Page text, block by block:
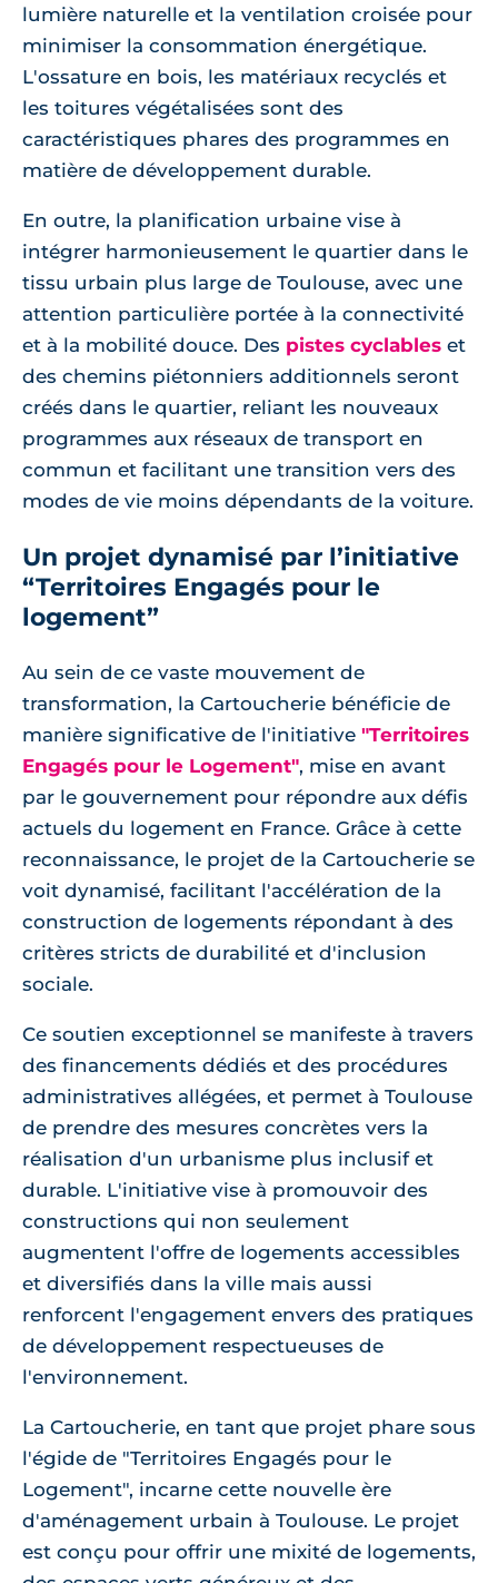
lumière naturelle et la ventilation croisée pour
minimiser la consommation énergétique.
L'ossature en bois, les matériaux recyclés et
les toitures végétalisées sont des
caractéristiques phares des programmes en
matière de développement durable.
En outre, la planification urbaine vise à
intégrer harmonieusement le quartier dans le
tissu urbain plus large de Toulouse, avec une
attention particulière portée à la connectivité
et à la mobilité douce. Des pistes cyclables et
des chemins piétonniers additionnels seront
créés dans le quartier, reliant les nouveaux
programmes aux réseaux de transport en
commun et facilitant une transition vers des
modes de vie moins dépendants de la voiture.
Un projet dynamisé par l’initiative
“Territoires Engagés pour le
logement”
Au sein de ce vaste mouvement de
transformation, la Cartoucherie bénéficie de
manière significative de l'initiative "Territoires
Engagés pour le Logement", mise en avant
par le gouvernement pour répondre aux défis
actuels du logement en France. Grâce à cette
reconnaissance, le projet de la Cartoucherie se
voit dynamisé, facilitant l'accélération de la
construction de logements répondant à des
critères stricts de durabilité et d'inclusion
sociale.
Ce soutien exceptionnel se manifeste à travers
des financements dédiés et des procédures
administratives allégées, et permet à Toulouse
de prendre des mesures concrètes vers la
réalisation d'un urbanisme plus inclusif et
durable. L'initiative vise à promouvoir des
constructions qui non seulement
augmentent l'offre de logements accessibles
et diversifiés dans la ville mais aussi
renforcent l'engagement envers des pratiques
de développement respectueuses de
l'environnement.
La Cartoucherie, en tant que projet phare sous
l'égide de "Territoires Engagés pour le
Logement", incarne cette nouvelle ère
d'aménagement urbain à Toulouse. Le projet
est conçu pour offrir une mixité de logements,